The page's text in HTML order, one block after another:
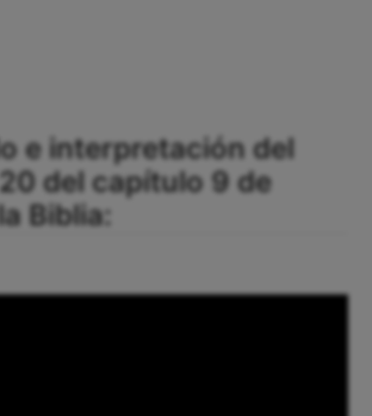
e interpretación del
del capítulo 9 de
Biblia: